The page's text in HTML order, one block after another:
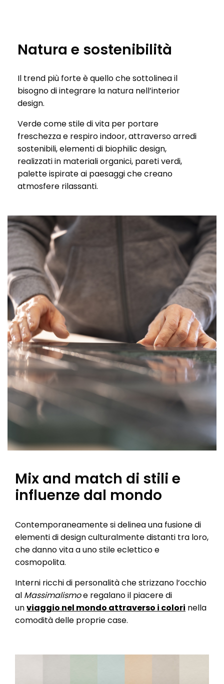
Natura e sostenibilità
Il trend più forte è quello che sottolinea il
bisogno di integrare la natura nell’interior
design.
Verde come stile di vita per portare
freschezza e respiro indoor, attraverso arredi
sostenibili, elementi di biophilic design,
realizzati in materiali organici, pareti verdi,
palette ispirate ai paesaggi che creano
atmosfere rilassanti.
Mix and match di stili e
influenze dal mondo
Contemporaneamente si delinea una fusione di
elementi di design culturalmente distanti tra loro,
che danno vita a uno stile eclettico e
cosmopolita.
Interni ricchi di personalità che strizzano l’occhio
al Massimalismoe regalano il piacere di
unviaggio nel mondo attraverso i colori nella
comodità delle proprie case.